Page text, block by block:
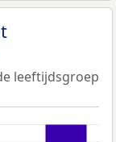
leeftijdsgroep